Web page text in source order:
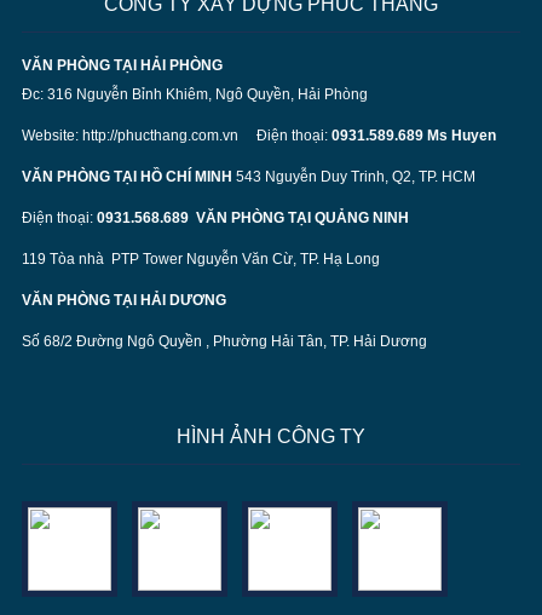
CÔNG TY XÂY DỰNG PHÚC THẮNG
VĂN PHÒNG TẠI HẢI PHÒNG
Đc: 316 Nguyễn Bỉnh Khiêm, Ngô Quyền, Hải Phòng
Website: http://phucthang.com.vn Điện thoại: 0931.589.689 Ms Huyen
VĂN PHÒNG TẠI HỒ CHÍ MINH 543 Nguyễn Duy Trinh, Q2, TP. HCM
Điện thoại: 0931.568.689 VĂN PHÒNG TẠI QUẢNG NINH
119 Tòa nhà PTP Tower Nguyễn Văn Cừ, TP. Hạ Long
VĂN PHÒNG TẠI HẢI DƯƠNG
Số 68/2 Đường Ngô Quyền , Phường Hải Tân, TP. Hải Dương
HÌNH ẢNH CÔNG TY